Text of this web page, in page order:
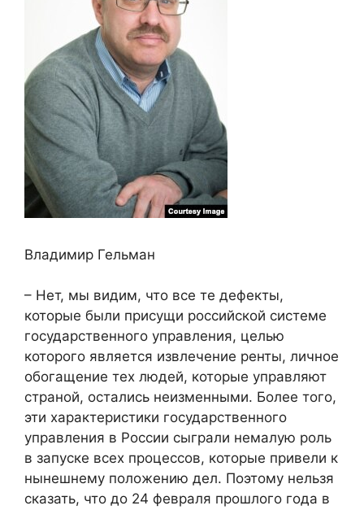
Владимир Гельман
– Нет, мы видим, что все те дефекты,
которые были присущи российской системе
государственного управления, целью
которого является извлечение ренты, личное
обогащение тех людей, которые управляют
страной, остались неизменными. Более того,
эти характеристики государственного
управления в России сыграли немалую роль
в запуске всех процессов, которые привели к
нынешнему положению дел. Поэтому нельзя
сказать, что до 24 февраля прошлого года в